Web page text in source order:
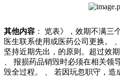
其他内容 ： 览表》，效期不满三
医生联系使用或医药公司更换。
坚持近期先出，的原则。超过效
、 报损药品销毁时必须在相关领
毁全过程。 、 若因玩忽职守，造